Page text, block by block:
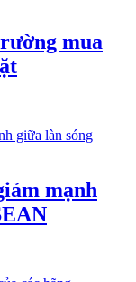
mua
mạnh